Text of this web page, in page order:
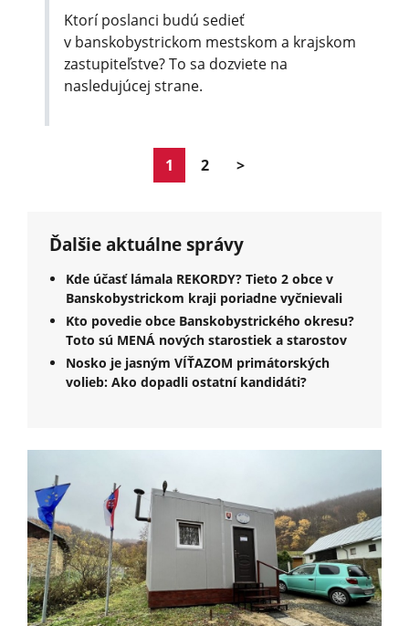
Ktorí poslanci budú sedieť
v banskobystrickom mestskom a krajskom
zastupiteľstve? To sa dozviete na
nasledujúcej strane.
1 2 >
Ďalšie aktuálne správy
Kde účasť lámala REKORDY? Tieto 2 obce v
Banskobystrickom kraji poriadne vyčnievali
Kto povedie obce Banskobystrického okresu?
Toto sú MENÁ nových starostiek a starostov
Nosko je jasným VÍŤAZOM primátorských
volieb: Ako dopadli ostatní kandidáti?